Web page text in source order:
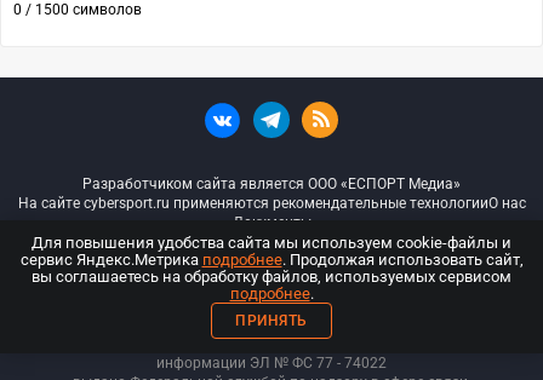
0 / 1500 символов
Разработчиком сайта является ООО «ЕСПОРТ Медиа»
На сайте cybersport.ru применяются рекомендательные технологииО нас
Документы
© ООО «Киберспорт.ру» — Все права защищены
18+
ООО «Киберспорт.ру». Свидетельство о регистрации средств массовой
информации ЭЛ № ФС 77 - 74022
Для повышения удобства сайта мы используем cookie-файлы и
сервис Яндекс.Метрика подробнее. Продолжая использовать сайт,
вы соглашаетесь на обработку файлов, используемых сервисом
подробнее.
ПРИНЯТЬ